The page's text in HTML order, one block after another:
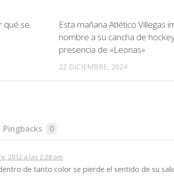
qué se
Esta mañana Atlético Villegas
nombre a su cancha de
presencia de «Leonas»
22 DICIEMBRE, 2024
Pingbacks 0
2012 a las 2:28 pm
de tanto color se pierde el sentido de su